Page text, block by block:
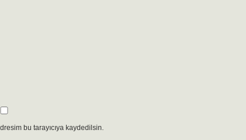
bu tarayıcıya kaydedilsin.